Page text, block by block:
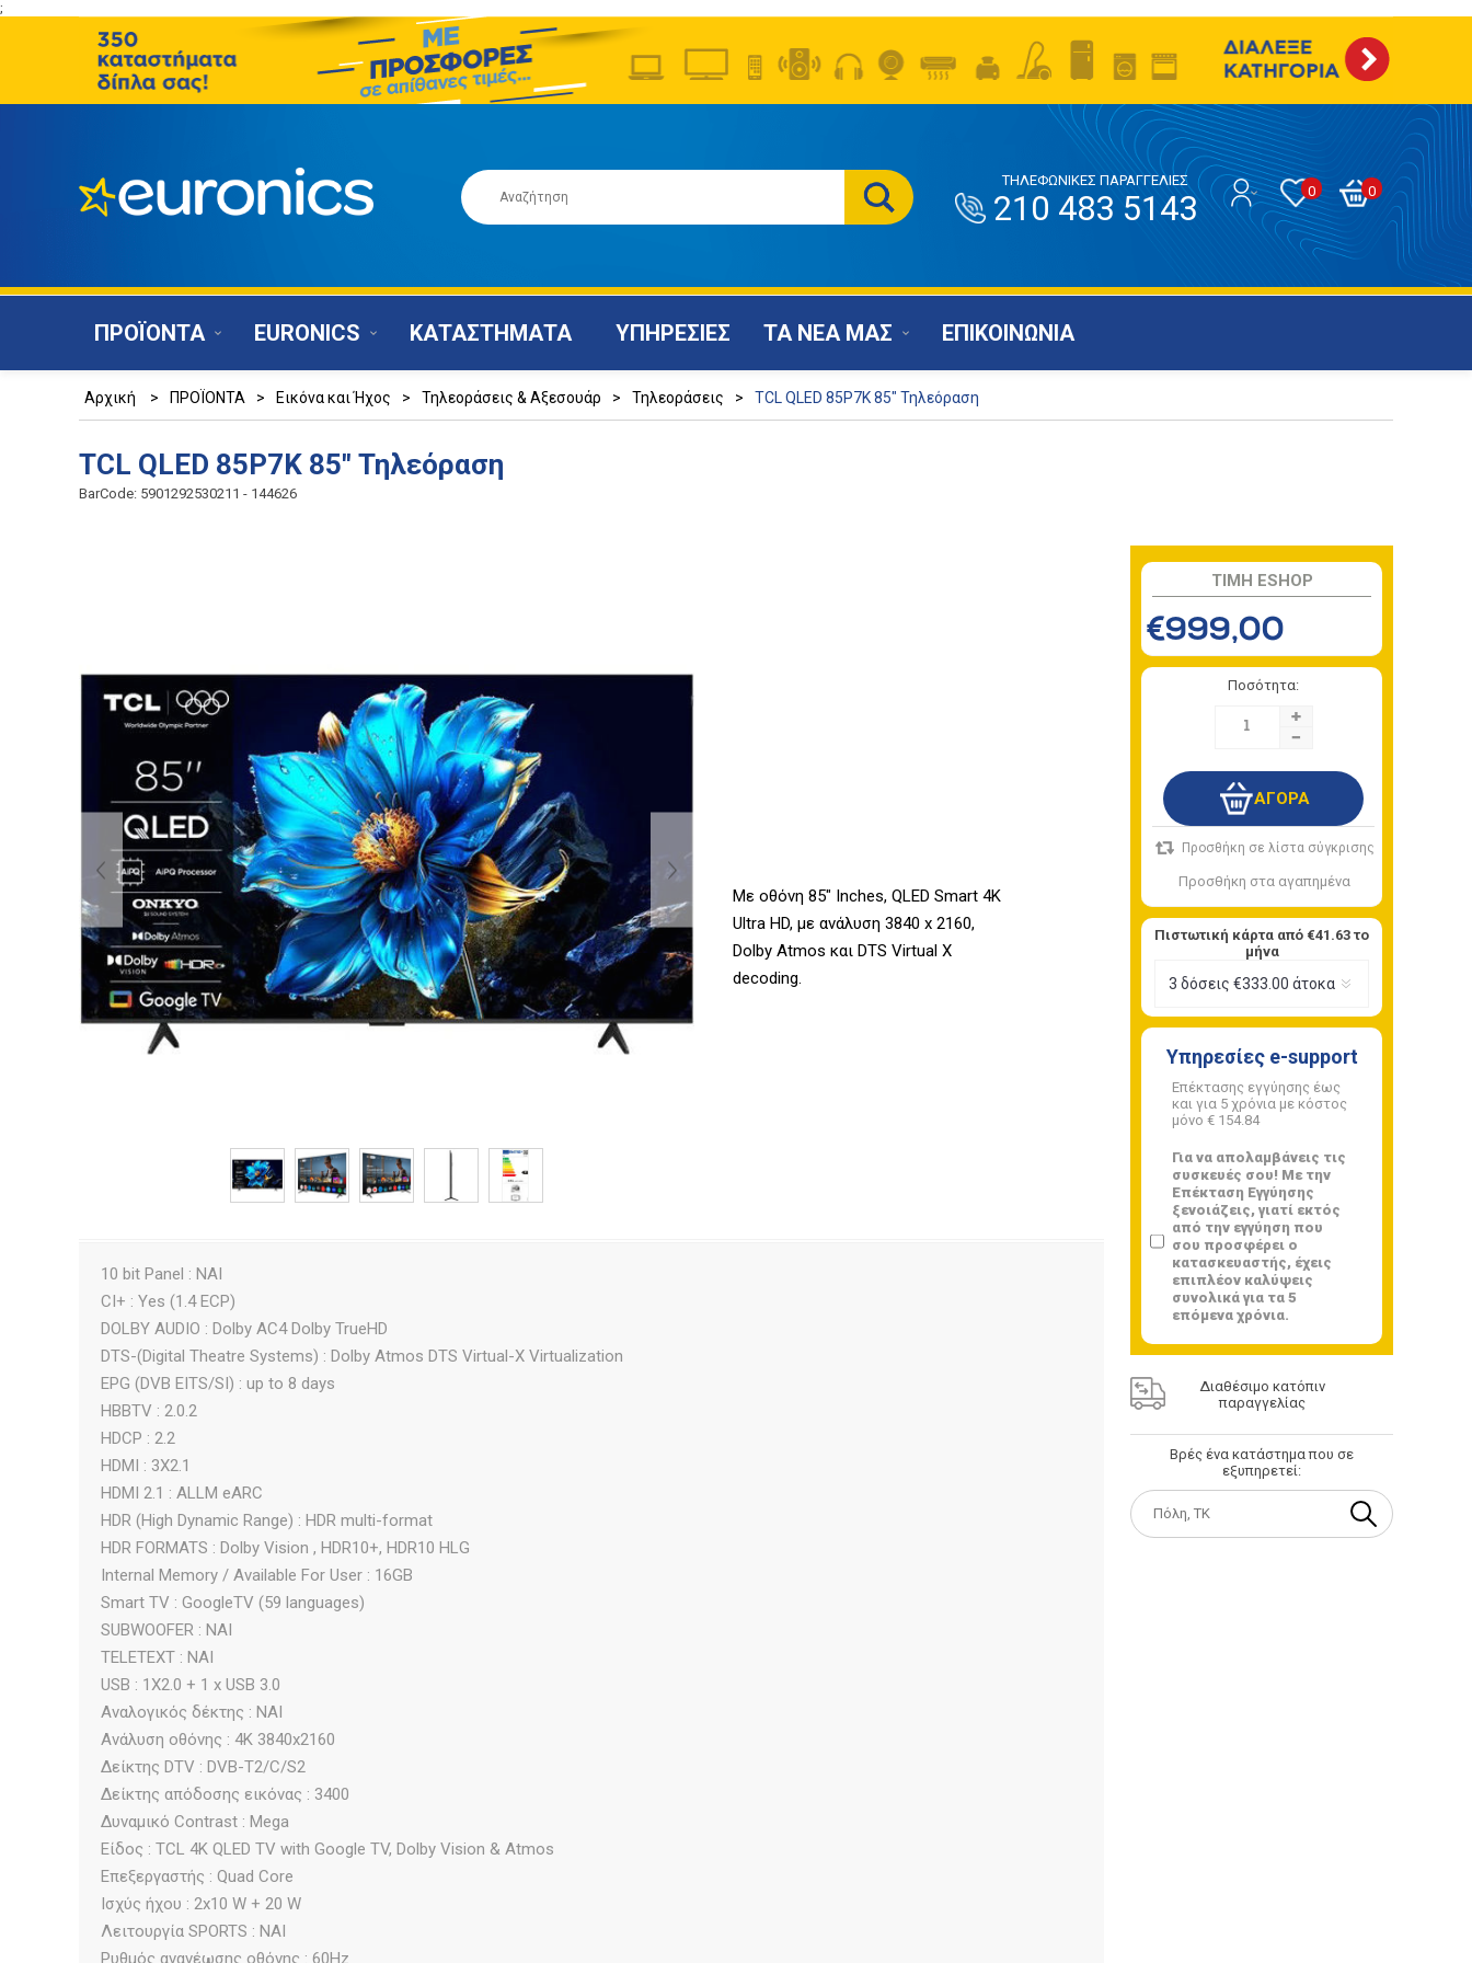
;
0
0
ΤΗΛΕΦΩΝΙΚΕΣ ΠΑΡΑΓΓΕΛΙΕΣ
210 483 5143
ΠΡΟΪΟΝΤΑ EURONICS ΚΑΤΑΣΤΗΜΑΤΑ ΥΠΗΡΕΣΙΕΣ ΤΑ ΝΕΑ ΜΑΣ ΕΠΙΚΟΙΝΩΝΙΑ
Αρχική > ΠΡΟΪΟΝΤΑ > Εικόνα και Ήχος > Τηλεοράσεις & Αξεσουάρ > Τηλεοράσεις > TCL QLED 85P7K 85" Τηλεόραση
TCL QLED 85P7K 85" Τηλεόραση
BarCode: 5901292530211 - 144626
Με οθόνη 85" Inches, QLED Smart 4K
Ultra HD, με ανάλυση 3840 x 2160,
Dolby Atmos και DTS Virtual X
decoding.
10 bit Panel : NAI
CI+ : Yes (1.4 ECP)
DOLBY AUDIO : Dolby AC4 Dolby TrueHD
DTS-(Digital Theatre Systems) : Dolby Atmos DTS Virtual-X Virtualization
EPG (DVB EITS/SI) : up to 8 days
HBBTV : 2.0.2
HDCP : 2.2
HDMI : 3X2.1
HDMI 2.1 : ALLM eARC
HDR (High Dynamic Range) : HDR multi-format
HDR FORMATS : Dolby Vision , HDR10+, HDR10 HLG
Internal Memory / Available For User : 16GB
Smart TV : GoogleTV (59 languages)
SUBWOOFER : NAI
TELETEXT : NAI
USB : 1Χ2.0 + 1 x USB 3.0
Αναλογικός δέκτης : NAI
Ανάλυση οθόνης : 4K 3840x2160
Δείκτης DTV : DVB-T2/C/S2
Δείκτης απόδοσης εικόνας : 3400
Δυναμικό Contrast : Mega
Είδος : TCL 4K QLED TV with Google TV, Dolby Vision & Atmos
Επεξεργαστής : Quad Core
Ισχύς ήχου : 2x10 W + 20 W
Λειτουργία SPORTS : ΝΑΙ
Ρυθμός ανανέωσης οθόνης : 60Hz
TIMH ESHOP
€999,00
Ποσότητα:
+
-
Πιστωτική κάρτα από €41.63 το
μήνα
Υπηρεσίες e-support
Επέκτασης εγγύησης έως
και για 5 χρόνια με κόστος
μόνο € 154.84
Για να απολαμβάνεις τις
συσκευές σου! Με την
Επέκταση Εγγύησης
ξενοιάζεις, γιατί εκτός
από την εγγύηση που
σου προσφέρει ο
κατασκευαστής, έχεις
επιπλέον καλύψεις
συνολικά για τα 5
επόμενα χρόνια.
Διαθέσιμο κατόπιν
παραγγελίας
Βρές ένα κατάστημα που σε
εξυπηρετεί: